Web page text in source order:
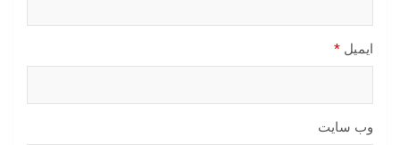
ایمیل *
وب‌ سایت